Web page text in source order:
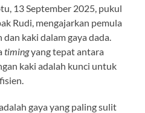
13 September 2025, pukul
Rudi, mengajarkan pemula
kaki dalam gaya dada.
timingyang tepat antara
kaki adalah kunci untuk
gaya yang paling sulit